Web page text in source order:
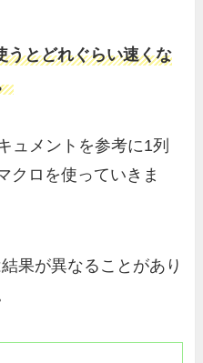
とどれぐらい速くな
ュメントを参考に1列
クロを使っていきま
果が異なることがあり